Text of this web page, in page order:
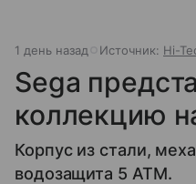
1 день назад Источник: Hi-
Sega
коллекцию
Корпус из стали,
водозащита 5 ATM.